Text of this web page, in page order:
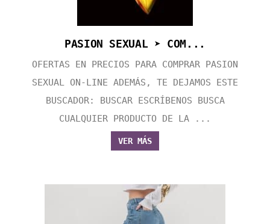
PASION SEXUAL ➤ COM...
OFERTAS EN PRECIOS PARA COMPRAR PASION
SEXUAL ON-LINE ADEMÁS, TE DEJAMOS ESTE
BUSCADOR: BUSCAR ESCRÍBENOS BUSCA
CUALQUIER PRODUCTO DE LA ...
VER MÁS